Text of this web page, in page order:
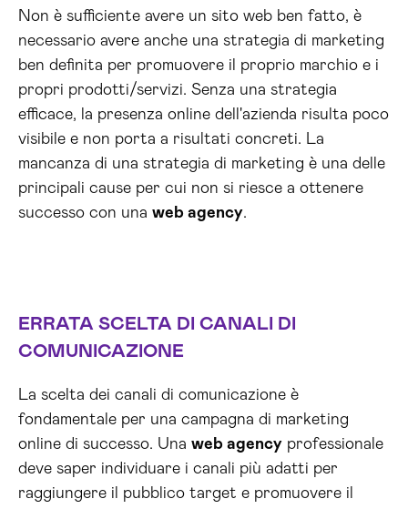
Non è sufficiente avere un sito web ben fatto, è
necessario avere anche una strategia di marketing
ben definita per promuovere il proprio marchio e i
propri prodotti/servizi. Senza una strategia
efficace, la presenza online dell'azienda risulta poco
visibile e non porta a risultati concreti. La
mancanza di una strategia di marketing è una delle
principali cause per cui non si riesce a ottenere
successo con una web agency.
ERRATA SCELTA DI CANALI DI
COMUNICAZIONE
La scelta dei canali di comunicazione è
fondamentale per una campagna di marketing
online di successo. Una web agency professionale
deve saper individuare i canali più adatti per
raggiungere il pubblico target e promuovere il